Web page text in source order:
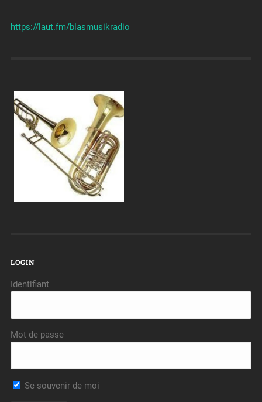
https://laut.fm/blasmusikradio
LOGIN
Identifiant
Mot de passe
Se souvenir de moi